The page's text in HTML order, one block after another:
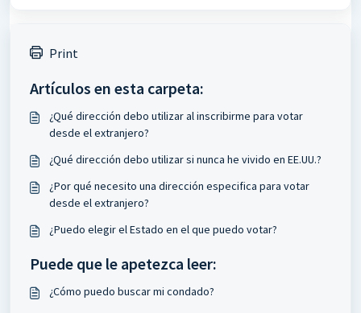
Print
Artículos en esta carpeta:
¿Qué dirección debo utilizar al inscribirme para votar
desde el extranjero?
¿Qué dirección debo utilizar si nunca he vivido en EE.UU.?
¿Por qué necesito una dirección especifica para votar
desde el extranjero?
¿Puedo elegir el Estado en el que puedo votar?
Puede que le apetezca leer:
¿Cómo puedo buscar mi condado?